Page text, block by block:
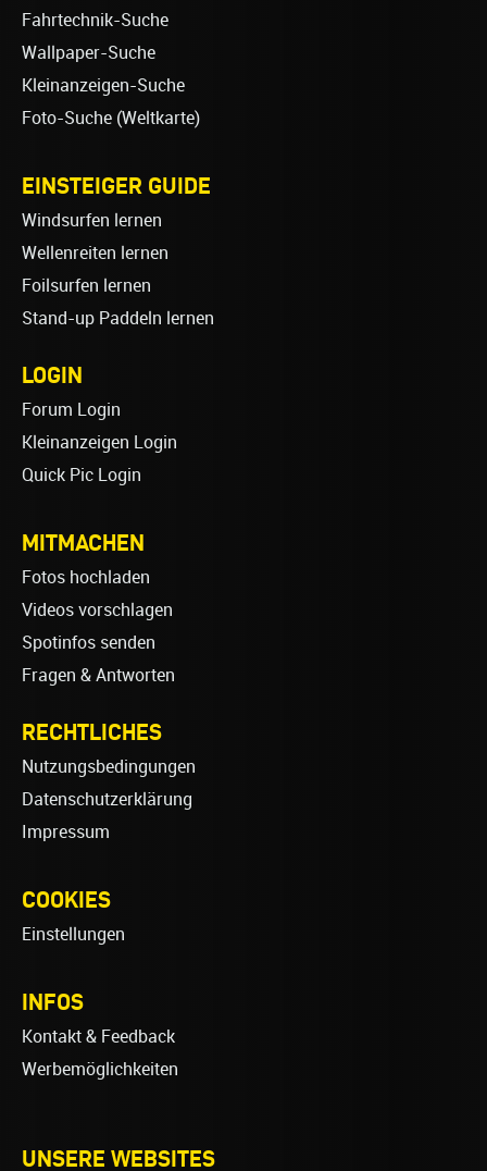
Fahrtechnik-Suche
Wallpaper-Suche
Kleinanzeigen-Suche
Foto-Suche (Weltkarte)
EINSTEIGER GUIDE
Windsurfen lernen
Wellenreiten lernen
Foilsurfen lernen
Stand-up Paddeln lernen
LOGIN
Forum Login
Kleinanzeigen Login
Quick Pic Login
MITMACHEN
Fotos hochladen
Videos vorschlagen
Spotinfos senden
Fragen & Antworten
RECHTLICHES
Nutzungsbedingungen
Datenschutzerklärung
Impressum
COOKIES
Einstellungen
INFOS
Kontakt & Feedback
Werbemöglichkeiten
UNSERE WEBSITES